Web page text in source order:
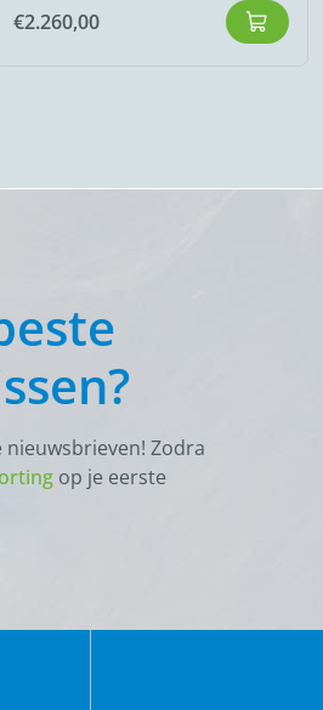
€2.260,00
nieuwsbrieven! Zodra
op je eerste